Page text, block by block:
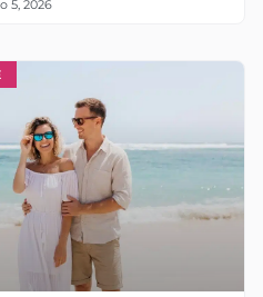
5, 2026